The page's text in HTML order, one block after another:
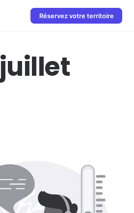
Réservez votre territoire
juillet